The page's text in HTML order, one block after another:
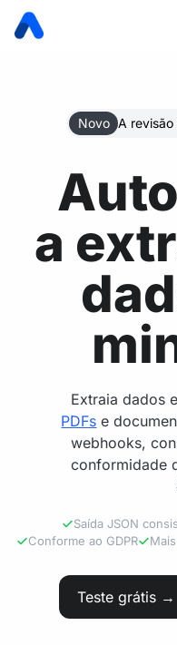
Novo A revisão
a
Extraia dados
PDFs e
webhooks,
conformidade
Saída JSON
Conforme ao GDPR
Teste grátis →